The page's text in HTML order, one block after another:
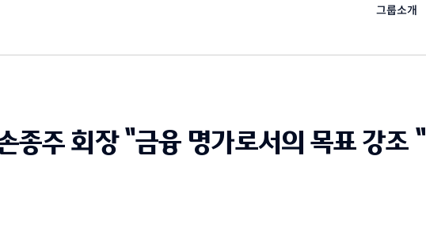
그룹소개
종주 회장 "금융 명가로서의 목표 강조 "